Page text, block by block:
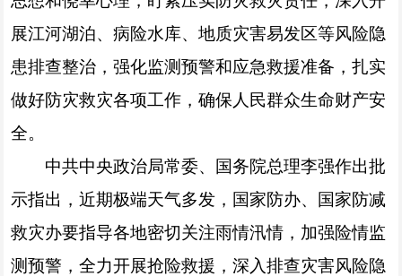
展江河湖泊、病险水库、地质灾害易发区等风险隐
患排查整治，强化监测预警和应急救援准备，扎实
做好防灾救灾各项工作，确保人民群众生命财产安
全。
中共中央政治局常委、国务院总理李强作出批
示指出，近期极端天气多发，国家防办、国家防减
救灾办要指导各地密切关注雨情汛情，加强险情监
测预警，全力开展抢险救援，深入排查灾害风险隐